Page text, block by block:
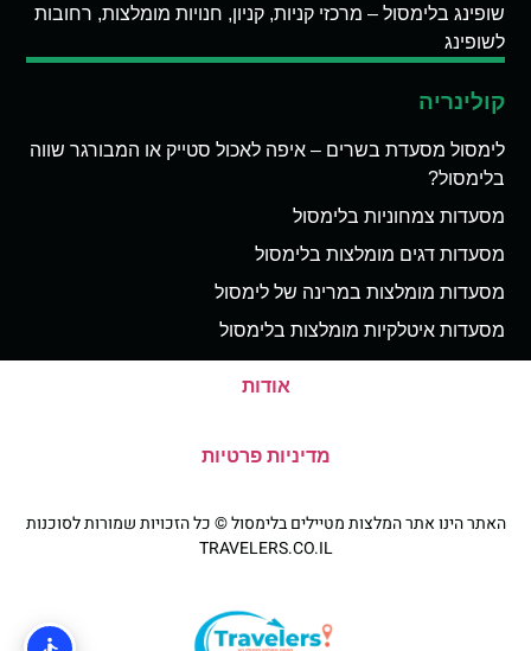
שופינג בלימסול – מרכזי קניות, קניון, חנויות מומלצות, רחובות
לשופינג
קולינריה
לימסול מסעדת בשרים – איפה לאכול סטייק או המבורגר שווה
בלימסול?
מסעדות צמחוניות בלימסול
מסעדות דגים מומלצות בלימסול
מסעדות מומלצות במרינה של לימסול
מסעדות איטלקיות מומלצות בלימסול
אודות
מדיניות פרטיות
האתר הינו אתר המלצות מטיילים בלימסול © כל הזכויות שמורות לסוכנות
TRAVELERS.CO.IL